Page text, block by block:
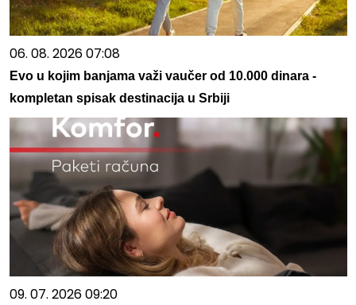
06. 08. 2026 07:08
Evo u kojim banjama važi vaučer od 10.000 dinara -
kompletan spisak destinacija u Srbiji
09. 07. 2026 09:20